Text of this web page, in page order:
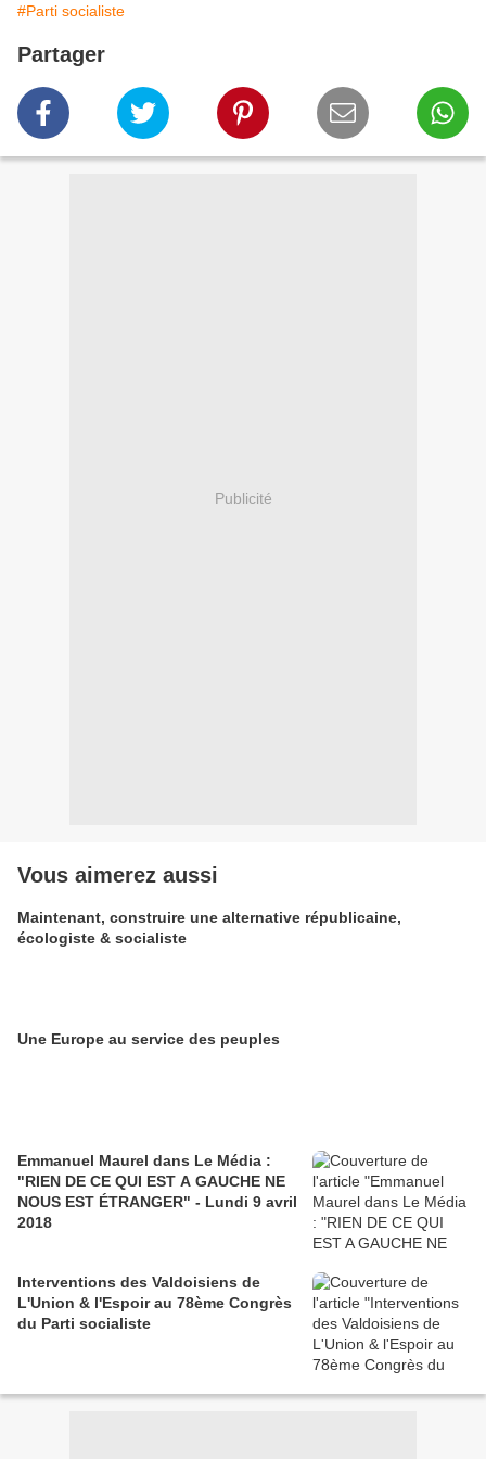
#Parti socialiste
Partager
Publicité
Vous aimerez aussi
Maintenant, construire une alternative républicaine,
écologiste & socialiste
Une Europe au service des peuples
Emmanuel Maurel dans Le Média :
"RIEN DE CE QUI EST A GAUCHE NE
NOUS EST ÉTRANGER" - Lundi 9 avril
2018
Interventions des Valdoisiens de
L'Union & l'Espoir au 78ème Congrès
du Parti socialiste